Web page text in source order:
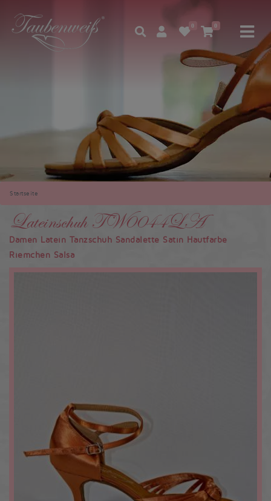
0 0
Startseite
Lateinschuh TW0044LA
Damen Latein Tanzschuh Sandalette Satin Hautfarbe
Riemchen Salsa